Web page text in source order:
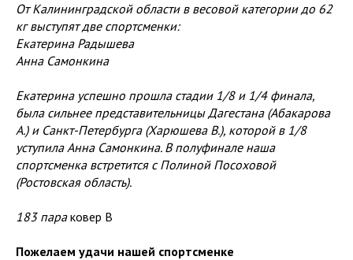
От Калининградской области в весовой категории до 62
кг выступят две спортсменки:
Екатерина Радышева
Анна Самонкина
Екатерина успешно прошла стадии 1/8 и 1/4 финала,
была сильнее представительницы Дагестана (Абакарова
А.) и Санкт-Петербурга (Харюшева В.), которой в 1/8
уступила Анна Самонкина. В полуфинале наша
спортсменка встретится с Полиной Посоховой
(Ростовская область).
183 параковер В
Пожелаем удачи нашей спортсменке